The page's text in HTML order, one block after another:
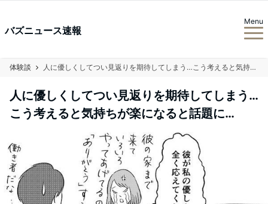
バズニュース速報
Menu
体験談 人に優しくしてつい見返りを期待してしまう…こう考えると気持ちが楽になると話題に…
人に優しくしてつい見返りを期待してしまう…
こう考えると気持ちが楽になると話題に…